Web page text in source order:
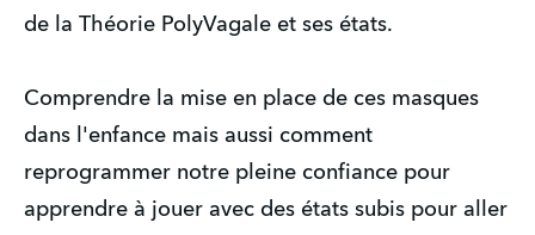
de la Théorie PolyVagale et ses états.
Comprendre la mise en place de ces masques
dans l'enfance mais aussi comment
reprogrammer notre pleine confiance pour
apprendre à jouer avec des états subis pour aller